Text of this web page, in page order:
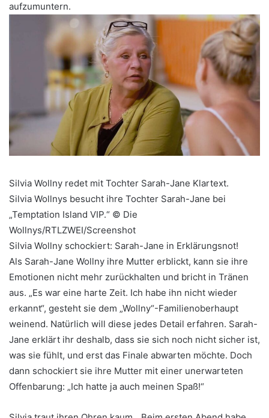
aufzumuntern.
Silvia Wollny redet mit Tochter Sarah-Jane Klartext.
Silvia Wollnys besucht ihre Tochter Sarah-Jane bei
„Temptation Island VIP.“ © Die
Wollnys/RTLZWEI/Screenshot
Silvia Wollny schockiert: Sarah-Jane in Erklärungsnot!
Als Sarah-Jane Wollny ihre Mutter erblickt, kann sie ihre
Emotionen nicht mehr zurückhalten und bricht in Tränen
aus. „Es war eine harte Zeit. Ich habe ihn nicht wieder
erkannt“, gesteht sie dem „Wollny“-Familienoberhaupt
weinend. Natürlich will diese jedes Detail erfahren. Sarah-
Jane erklärt ihr deshalb, dass sie sich noch nicht sicher ist,
was sie fühlt, und erst das Finale abwarten möchte. Doch
dann schockiert sie ihre Mutter mit einer unerwarteten
Offenbarung: „Ich hatte ja auch meinen Spaß!“